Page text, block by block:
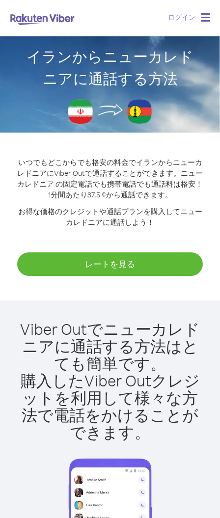
ログイン
イランからニューカレド
ニアに通話する方法
いつでもどこからでも格安の料金でイランからニューカ
レドニアにViber Outで通話することができます。 ニュー
カレドニア の固定電話でも携帯電話でも通話料は格安！
1分間あたり37.5 ¢から通話できます。
お得な価格のクレジットや通話プランを購入してニュー
カレドニアに通話しよう！
レートを見る
Viber Outでニューカレド
ニアに通話する方法はと
ても簡単です。
購入したViber Outクレジ
ットを利用して様々な方
法で電話をかけることが
できます。